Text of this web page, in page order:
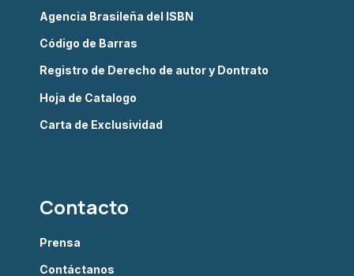
Agencia Brasileña del ISBN
Código de Barras
Registro de Derecho de autor y Dontrato
Hoja de Catalogo
Carta de Exclusividad
Contacto
Prensa
Contáctanos